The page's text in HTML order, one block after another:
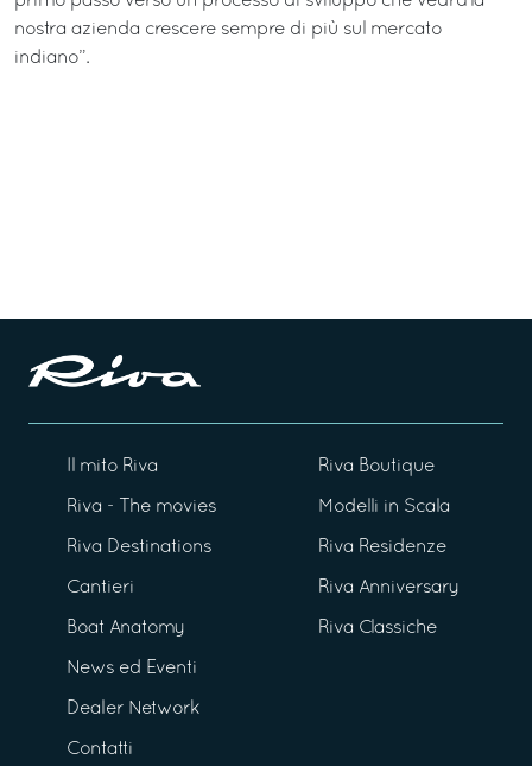
nostra azienda crescere sempre di più sul mercato
indiano”.
Il mito Riva
Riva - The movies
Riva Destinations
Cantieri
Boat Anatomy
News ed Eventi
Dealer Network
Contatti
Riva Boutique
Modelli in Scala
Riva Residenze
Riva Anniversary
Riva Classiche